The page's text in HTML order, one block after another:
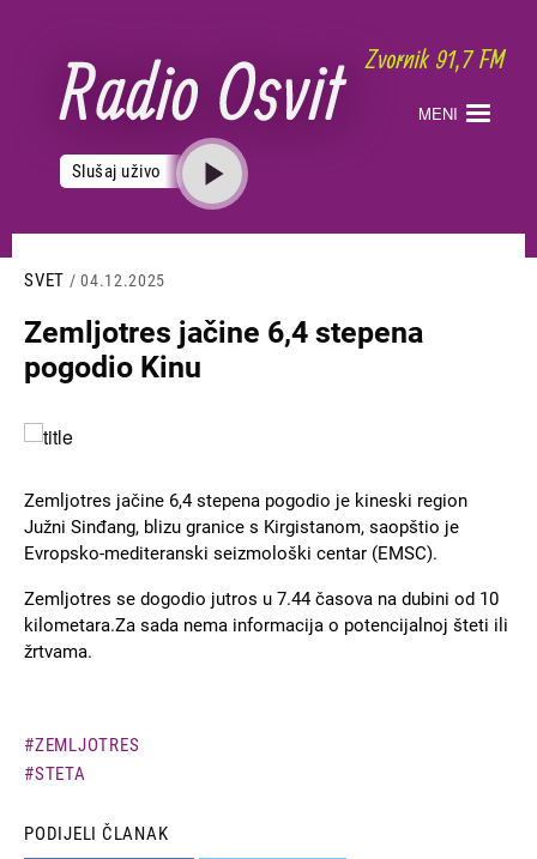
sadržaj
MENI
Slušaj uživo
SVET / 04.12.2025
Zemljotres jačine 6,4 stepena
pogodio Kinu
Slika
Zemljotres jačine 6,4 stepena pogodio je kineski region
Јužni Sinđang, blizu granice s Kirgistanom, saopštio je
Evropsko-mediteranski seizmološki centar (EMSC).
Zemljotres se dogodio jutros u 7.44 časova na dubini od 10
kilometara.Za sada nema informacija o potencijalnoj šteti ili
žrtvama.
ZEMLJOTRES
STETA
PODIJELI ČLANAK